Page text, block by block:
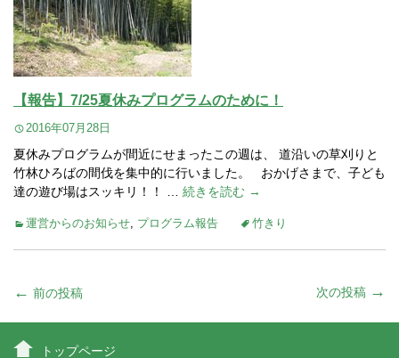
【報告】7/25夏休みプログラムのために！
2016年07月28日
夏休みプログラムが間近にせまったこの週は、 道沿いの草刈りと
竹林ひろばの間伐を集中的に行いました。 おかげさまで、子ども
達の遊び場はスッキリ！！ … 続きを読む →
運営からのお知らせ, プログラム報告 竹きり
投
稿
← 前の投稿 次の投稿 →
トップページ